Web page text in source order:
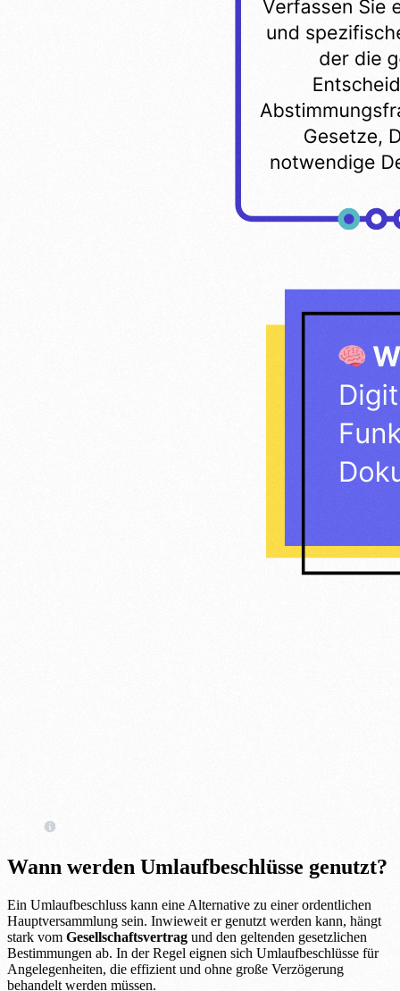
Wann werden Umlaufbeschlüsse genutzt?
Ein Umlaufbeschluss kann eine Alternative zu einer ordentlichen
Hauptversammlung sein. Inwieweit er genutzt werden kann, hängt
stark vom Gesellschaftsvertrag und den geltenden gesetzlichen
Bestimmungen ab. In der Regel eignen sich Umlaufbeschlüsse für
Angelegenheiten, die effizient und ohne große Verzögerung
behandelt werden müssen.